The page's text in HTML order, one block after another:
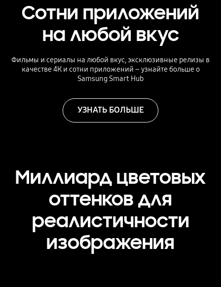
Сотни приложений
на любой вкус
Фильмы и сериалы на любой вкус, эксклюзивные релизы в
качестве 4К и сотни приложений – узнайте больше о
Samsung Smart Hub
УЗНАТЬ БОЛЬШЕ
Миллиард цветовых
оттенков для
реалистичности
изображения